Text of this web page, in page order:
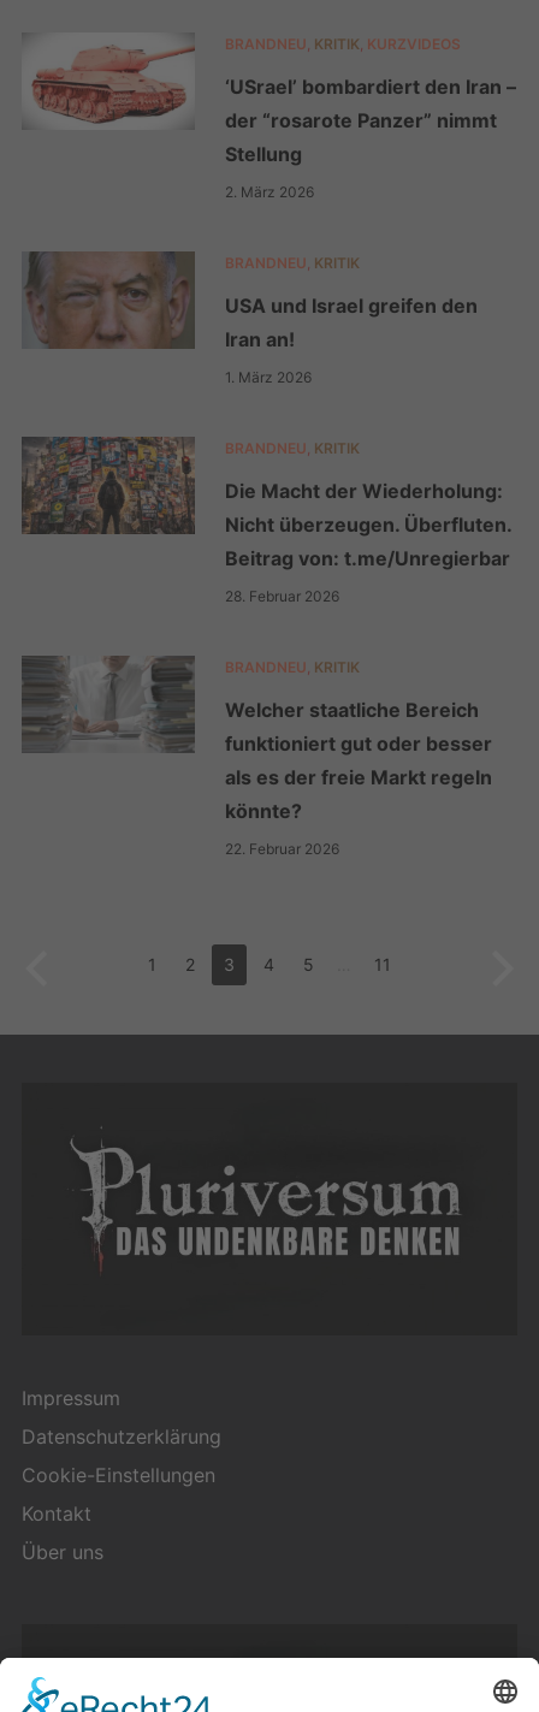
BRANDNEU KRITIK KURZVIDEOS
‘USrael’ bombardiert den Iran –
der “rosarote Panzer” nimmt
Stellung
2. März 2026
BRANDNEU KRITIK
USA und Israel greifen den
Iran an!
1. März 2026
BRANDNEU KRITIK
Die Macht der Wiederholung:
Nicht überzeugen. Überfluten.
Beitrag von: t.me/Unregierbar
28. Februar 2026
BRANDNEU KRITIK
Welcher staatliche Bereich
funktioniert gut oder besser
als es der freie Markt regeln
könnte?
22. Februar 2026
1 2 3 4 5 11
Impressum
Datenschutzerklärung
Cookie-Einstellungen
Kontakt
Über uns